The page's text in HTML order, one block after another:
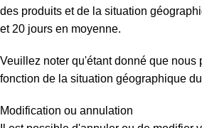
des produits et de la situation
et 20 jours en moyenne.
Veuillez noter qu'étant donné que
fonction de la situation géographique
Modification ou annulation